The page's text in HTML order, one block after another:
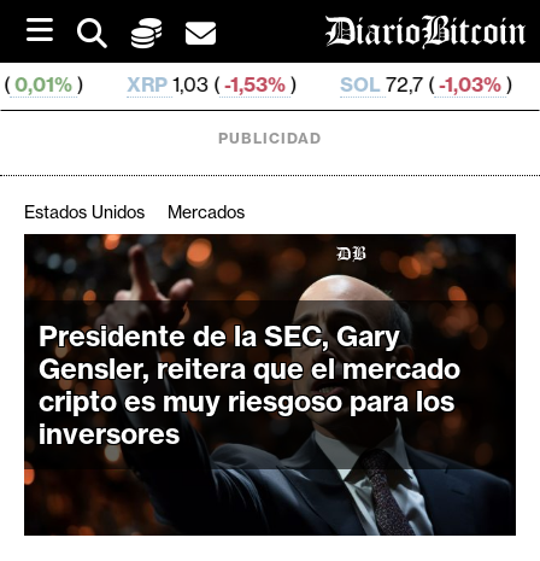
i
p
t
o
1,03 ( -1,53%) SOL72,7 ( -1,03%) TRX0,326
C
r
i
p
t
o
M
e
c
PUBLICIDAD
Estados Unidos Mercados
Presidente de la SEC, Gary
Gensler, reitera que el mercado
cripto es muy riesgoso para los
inversores